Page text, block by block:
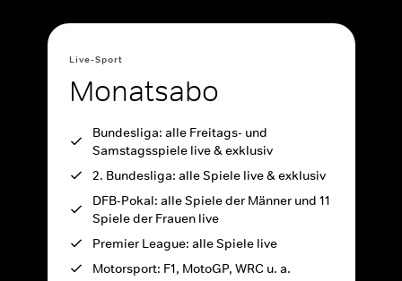
Live-Sport
Monatsabo
Bundesliga: alle Freitags- und
Samstagsspiele live & exklusiv
2. Bundesliga: alle Spiele live & exklusiv
DFB-Pokal: alle Spiele der Männer und 11
Spiele der Frauen live
Premier League: alle Spiele live
Motorsport: F1, MotoGP, WRC u. a.